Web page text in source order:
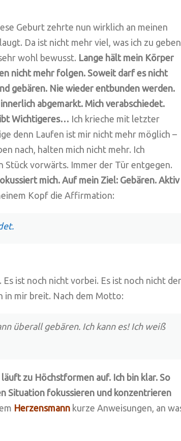
Geburt zehrte nun wirklich an meinen
Da ist nicht mehr viel, was ich zu geben
wohl bewusst. Lange hält mein Körper
nicht mehr folgen. Soweit darf es nicht
gebären. Nie wieder entbunden werden.
abgemarkt. Mich verabschiedet.
Wichtigeres… Ich krieche mit letzter
denn Laufen ist mir nicht mehr möglich –
nach, halten mich nicht mehr. Ich
Stück vorwärts. Immer der Tür entgegen.
mich. Auf mein Ziel: Gebären. Aktiv
Kopf die Affirmation:
ist noch nicht vorbei. Es ist noch nicht der
in mir breit. Nach dem Motto:
überall gebären. Ich kann es! Ich weiß
zu Höchstformen auf. Ich bin klar. So
Situation fokussieren und konzentrieren
Herzensmann kurze Anweisungen, an